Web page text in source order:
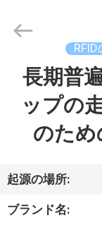
ダ
ク
supplier.
Technology
長期普
ップの
のため
起源の場所:
ブランド名: